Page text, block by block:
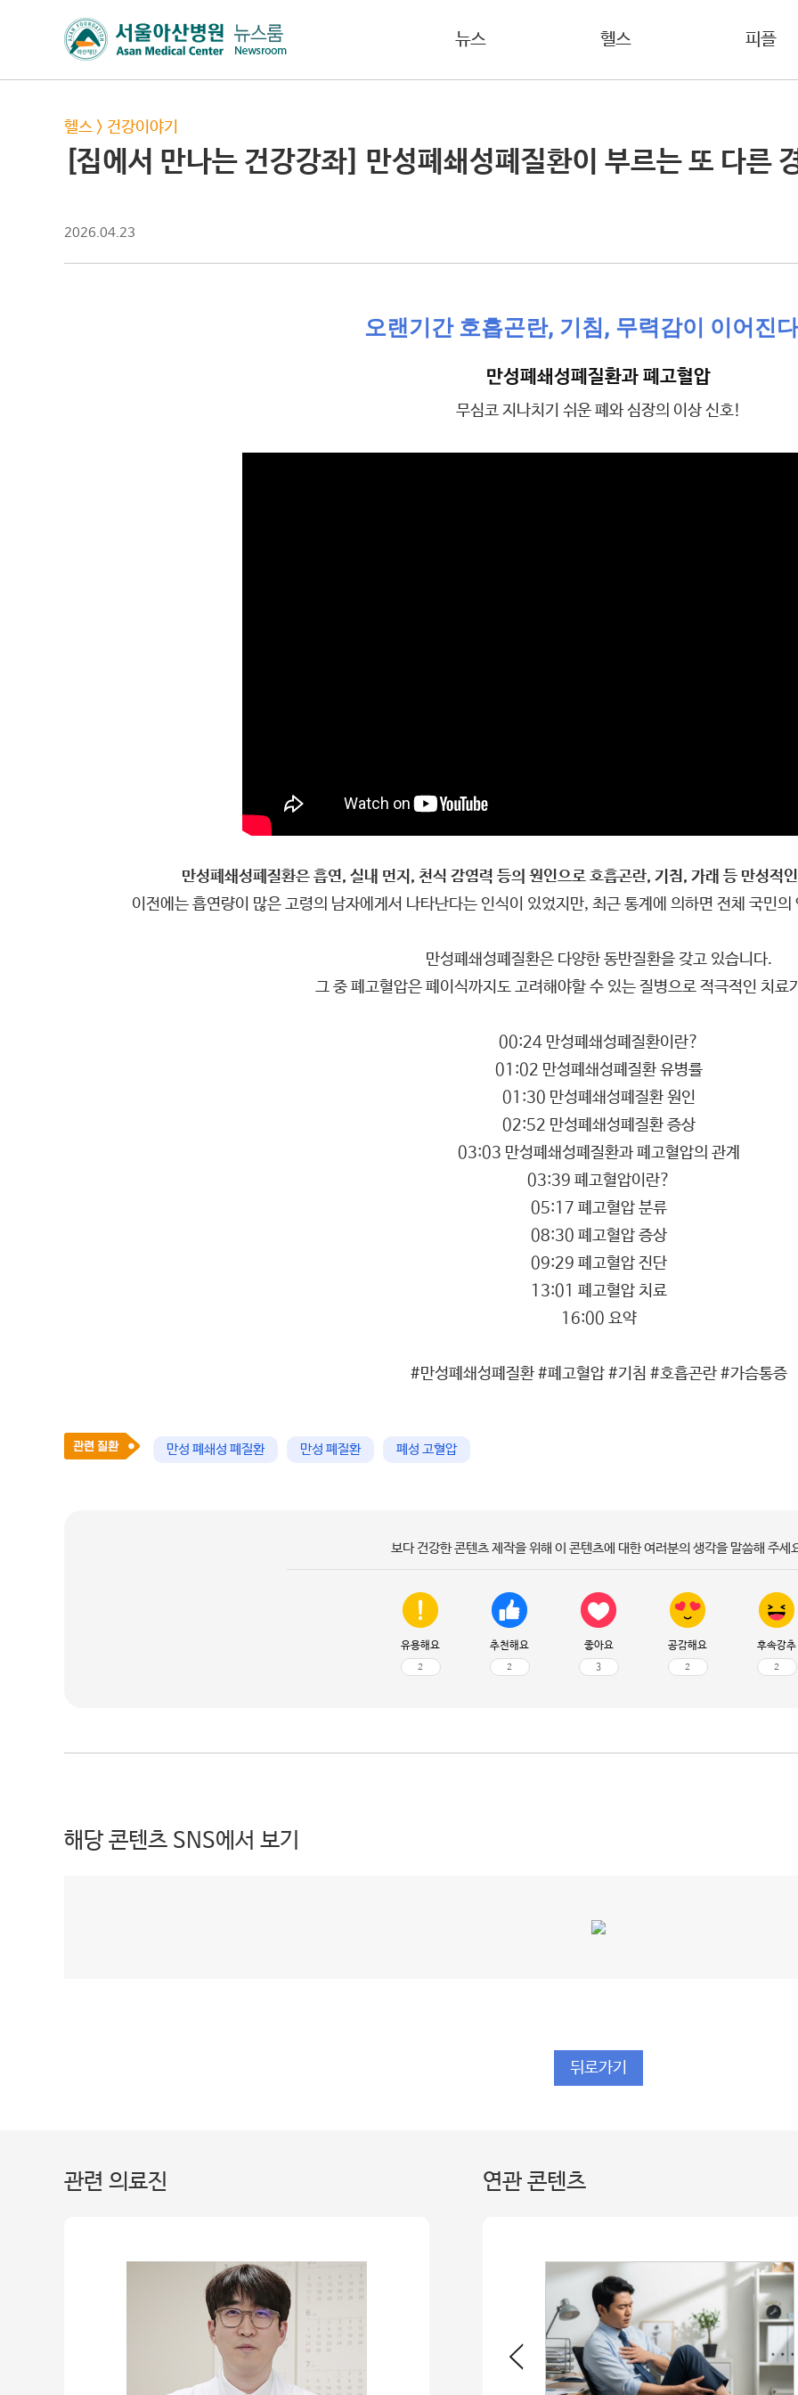
뉴스 헬스 피플
헬스 > 건강이야기
[집에서 만나는 건강강좌] 만성폐쇄성폐질환이 부르는 또 다른
2026.04.23
오랜기간 호흡곤란, 기침, 무력감이 이어진
만성폐쇄성폐질환과 폐고혈압
무심코 지나치기 쉬운 폐와 심장의 이상 신호!
만성폐쇄성폐질환은 흡연, 실내 먼지, 천식 감염력 등의 원인으로 호흡곤란, 기침, 가래 등 만성적
이전에는 흡연량이 많은 고령의 남자에게서 나타난다는 인식이 있었지만, 최근 통계에 의하면 전체 국민
만성폐쇄성폐질환은 다양한 동반질환을 갖고 있습니다.
그 중 폐고혈압은 폐이식까지도 고려해야할 수 있는 질병으로 적극적인 치료
00:24 만성폐쇄성폐질환이란?
01:02 만성폐쇄성폐질환 유병률
01:30 만성폐쇄성폐질환 원인
02:52 만성폐쇄성폐질환 증상
03:03 만성폐쇄성폐질환과 폐고혈압의 관계
03:39 폐고혈압이란?
05:17 폐고혈압 분류
08:30 폐고혈압 증상
09:29 폐고혈압 진단
13:01 폐고혈압 치료
16:00 요약
#만성폐쇄성폐질환 #폐고혈압 #기침 #호흡곤란 #가슴통증
만성 폐쇄성 폐질환 만성 폐질환 폐성 고혈압
보다 건강한 콘텐츠 제작을 위해 이 콘텐츠에 대한 여러분의 생각을 말씀해 주세
유용해요
2
추천해요
2
좋아요
3
공감해요
2
후속강추
2
해당 콘텐츠 SNS에서 보기
뒤로가기
관련 의료진 연관 콘텐츠